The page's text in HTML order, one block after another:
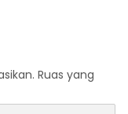
Ruas yang